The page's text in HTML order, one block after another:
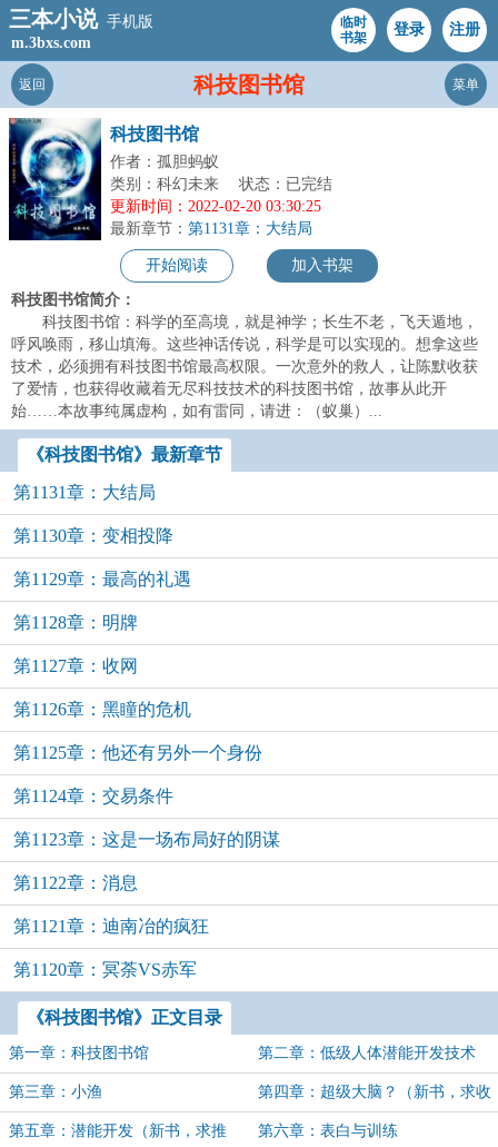
三本小说 手机版
m.3bxs.com
临时
书架
登录 注册
科技图书馆
返回 菜单
科技图书馆
作者：孤胆蚂蚁
类别：科幻未来
状态：已完结
更新时间：2022-02-20 03:30:25
最新章节： 第1131章：大结局
开始阅读 加入书架
科技图书馆简介：
科技图书馆：科学的至高境，就是神学；长生不老，飞天遁地，
呼风唤雨，移山填海。这些神话传说，科学是可以实现的。想拿这些
技术，必须拥有科技图书馆最高权限。一次意外的救人，让陈默收获
了爱情，也获得收藏着无尽科技技术的科技图书馆，故事从此开
始……本故事纯属虚构，如有雷同，请进：（蚁巢）...
《科技图书馆》最新章节
第1131章：大结局
第1130章：变相投降
第1129章：最高的礼遇
第1128章：明牌
第1127章：收网
第1126章：黑瞳的危机
第1125章：他还有另外一个身份
第1124章：交易条件
第1123章：这是一场布局好的阴谋
第1122章：消息
第1121章：迪南冶的疯狂
第1120章：冥荼VS赤军
《科技图书馆》正文目录
第一章：科技图书馆 第二章：低级人体潜能开发技术
（新书求收藏，求推荐。）
第三章：小渔 第四章：超级大脑？（新书，求收
藏，求推荐。）
第五章：潜能开发（新书，求推 第六章：表白与训练